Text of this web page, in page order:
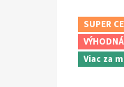
SUPER
Viac za